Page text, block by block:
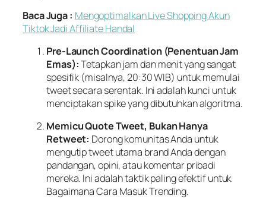
Baca Juga : Mengoptimalkan Live Shopping Akun
Tiktok Jadi Affiliate Handal
Pre-Launch Coordination (Penentuan Jam
Emas):Tetapkan jam dan menit yang sangat
spesifik (misalnya, 20:30 WIB) untuk memulai
tweet secara serentak. Ini adalah kunci untuk
menciptakan spike yang dibutuhkan algoritma.
Memicu Quote Tweet, Bukan Hanya
Retweet: Dorong komunitas Anda untuk
mengutip tweet utama brand Anda dengan
pandangan, opini, atau komentar pribadi
mereka. Ini adalah taktik paling efektif untuk
Bagaimana Cara Masuk Trending.